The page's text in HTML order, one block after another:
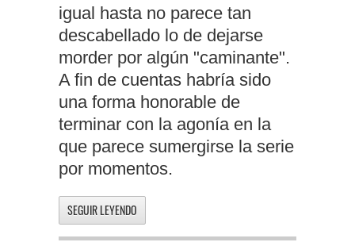
igual hasta no parece tan
descabellado lo de dejarse
morder por algún "caminante".
A fin de cuentas habría sido
una forma honorable de
terminar con la agonía en la
que parece sumergirse la serie
por momentos.
SEGUIR LEYENDO